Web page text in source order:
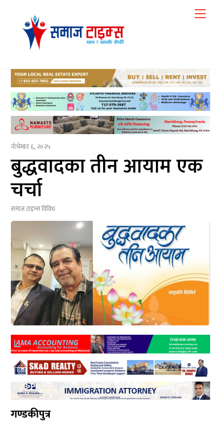
content
नोभेम्बर ६, २०२५
बुद्धवादका तीन आयाम एक
चर्चा
समाज टाइम्सविविध
गण्डकीपुत्र